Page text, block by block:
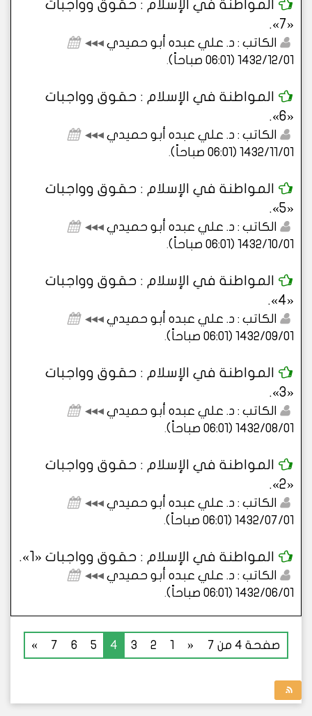
المواطنة في الإسلام : حقوق وواجبات
«7».
الكاتب : د. علي عبده أبو حميدي ◂◂◂
1432/12/01 (06:01 صباحاً)
.
المواطنة في الإسلام : حقوق وواجبات
«6».
الكاتب : د. علي عبده أبو حميدي ◂◂◂
1432/11/01 (06:01 صباحاً)
.
المواطنة في الإسلام : حقوق وواجبات
«5».
الكاتب : د. علي عبده أبو حميدي ◂◂◂
1432/10/01 (06:01 صباحاً)
.
المواطنة في الإسلام : حقوق وواجبات
«4».
الكاتب : د. علي عبده أبو حميدي ◂◂◂
1432/09/01 (06:01 صباحاً)
.
المواطنة في الإسلام : حقوق وواجبات
«3».
الكاتب : د. علي عبده أبو حميدي ◂◂◂
1432/08/01 (06:01 صباحاً)
.
المواطنة في الإسلام : حقوق وواجبات
«2».
الكاتب : د. علي عبده أبو حميدي ◂◂◂
1432/07/01 (06:01 صباحاً)
.
المواطنة في الإسلام : حقوق وواجبات «1».
الكاتب : د. علي عبده أبو حميدي ◂◂◂
1432/06/01 (06:01 صباحاً)
.
صفحة 4 من 7 «
1
2
3
4
5
6
7
»